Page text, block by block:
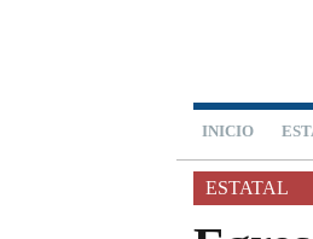
INICIO
ESTATAL